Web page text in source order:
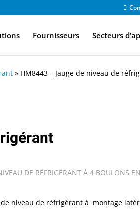
Fournisseurs Secteurs
» HM8443 – Jauge de niveau de
DE RÉFRIGÉRANT À 4 BOULONS
de niveau de réfrigérant à montage